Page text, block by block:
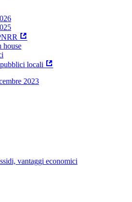
house
locali
2023
vantaggi economici